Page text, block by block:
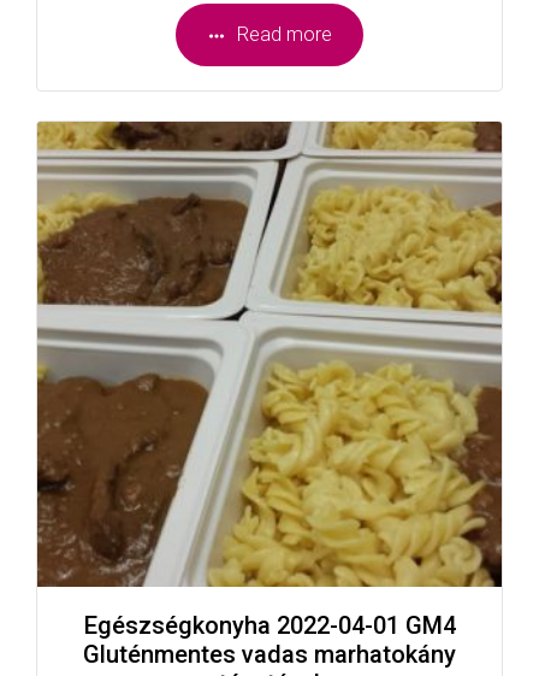
Read more
Egészségkonyha 2022-04-01 GM4
Gluténmentes vadas marhatokány